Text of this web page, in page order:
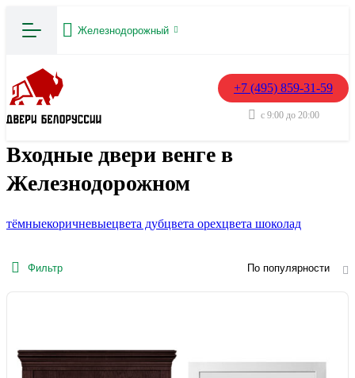
Железнодорожный
+7 (495) 859-31-59
с 9:00 до 20:00
Входные двери венге в
Железнодорожном
тёмныекоричневыецвета дубцвета орехцвета шоколад
Фильтр По популярности